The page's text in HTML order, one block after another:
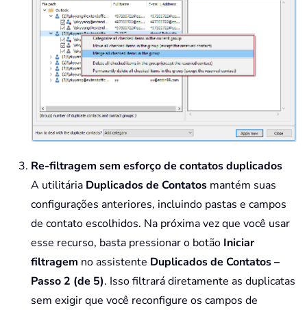
Re-filtragem sem esforço de contatos duplicados
A utilitária Duplicados de Contatos mantém suas
configurações anteriores, incluindo pastas e campos
de contato escolhidos. Na próxima vez que você usar
esse recurso, basta pressionar o botão Iniciar
filtragem no assistente Duplicados de Contatos –
Passo 2 (de 5). Isso filtrará diretamente as duplicatas
sem exigir que você reconfigure os campos de